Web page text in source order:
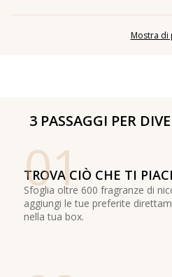
Mostra di
3 PASSAGGI PER
01
TROVA CIÒ CHE TI
Sfoglia oltre 600 fragranze di
aggiungi le tue preferite
nella tua box.